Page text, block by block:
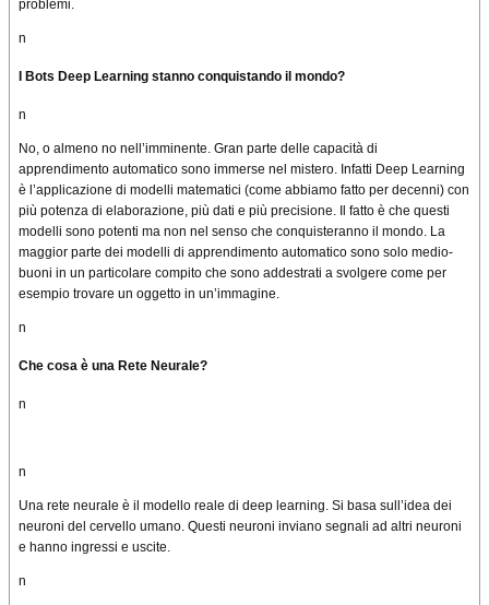
problemi
n
I Bots Deep Learning stanno conquistando il mondo?
n
No, o almeno no nell’imminente . Gran parte delle capacità di
apprendimento automatico sono immerse nel mistero. Infatti Deep Learning
è l’applicazione di modelli matematici (come abbiamo fatto per decenni) con
più potenza di elaborazione, più dati e più precisione . Il fatto è che questi
modelli sono potenti ma non nel senso che conquisteranno il mondo La
maggior parte dei modelli di apprendimento automatico sono solo medio-
buoni in un particolare compito che sono addestrati a svolgere come per
esempio trovare un oggetto in un’immagine.
n
Che cosa è una Rete Neurale?
n
n
Una rete neurale è il modello reale di deep learning. Si basa sull’idea dei
neuroni del cervello umano. Questi neuroni inviano segnali ad altri neuroni
e hanno ingressi e uscite
n